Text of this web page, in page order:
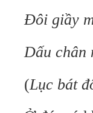
Đôi giầy
Dấu chân
(Lục bát